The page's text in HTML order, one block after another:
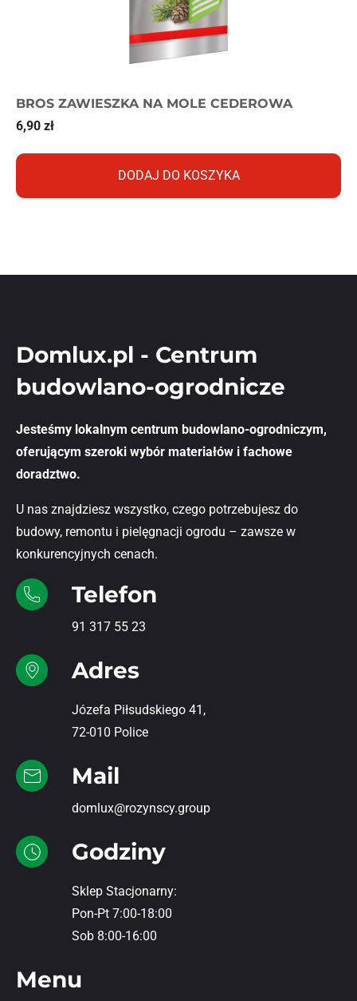
BROS ZAWIESZKA NA MOLE CEDEROWA
6,90 zł
DODAJ DO KOSZYKA
Domlux.pl - Centrum
budowlano-ogrodnicze
Jesteśmy lokalnym centrum budowlano-ogrodniczym,
oferującym szeroki wybór materiałów i fachowe
doradztwo.
U nas znajdziesz wszystko, czego potrzebujesz do
budowy, remontu i pielęgnacji ogrodu – zawsze w
konkurencyjnych cenach.
Telefon
91 317 55 23
Adres
Józefa Piłsudskiego 41,
72-010 Police
Mail
domlux@rozynscy.group
Godziny
Sklep Stacjonarny:
Pon-Pt 7:00-18:00
Sob 8:00-16:00
Menu